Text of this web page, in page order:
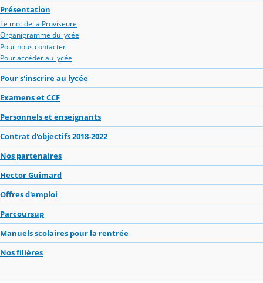
Présentation
Le mot de la Proviseure
Organigramme du lycée
Pour nous contacter
Pour accéder au lycée
Pour s'inscrire au lycée
Examens et CCF
Personnels et enseignants
Contrat d'objectifs 2018-2022
Nos partenaires
Hector Guimard
Offres d'emploi
Parcoursup
Manuels scolaires pour la rentrée
Nos filières